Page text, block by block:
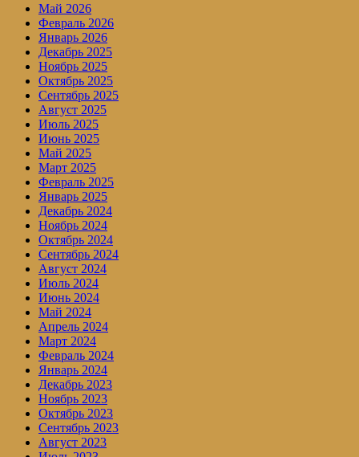
Май 2026
Февраль 2026
Январь 2026
Декабрь 2025
Ноябрь 2025
Октябрь 2025
Сентябрь 2025
Август 2025
Июль 2025
Июнь 2025
Май 2025
Март 2025
Февраль 2025
Январь 2025
Декабрь 2024
Ноябрь 2024
Октябрь 2024
Сентябрь 2024
Август 2024
Июль 2024
Июнь 2024
Май 2024
Апрель 2024
Март 2024
Февраль 2024
Январь 2024
Декабрь 2023
Ноябрь 2023
Октябрь 2023
Сентябрь 2023
Август 2023